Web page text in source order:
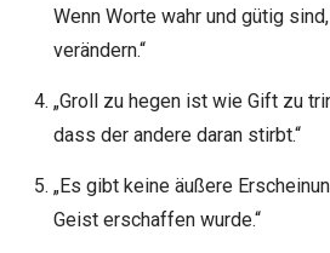
Wenn Worte wahr und gütig
verändern.“
„Groll zu hegen ist wie Gift zu
dass der andere daran stirbt.“
„Es gibt keine äußere
Geist erschaffen wurde.“